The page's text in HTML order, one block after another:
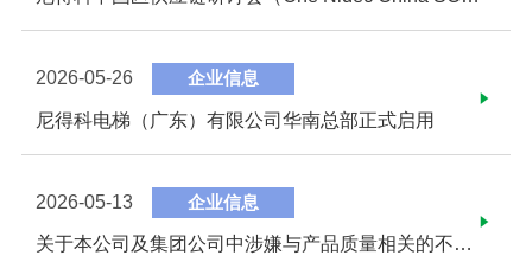
2026-05-26 企业信息
尼得科电梯（广东）有限公司华南总部正式启用
2026-05-13 企业信息
关于本公司及集团公司中涉嫌与产品质量相关的不当行为 及关于设立由外部专家组成的调查委员会的通知